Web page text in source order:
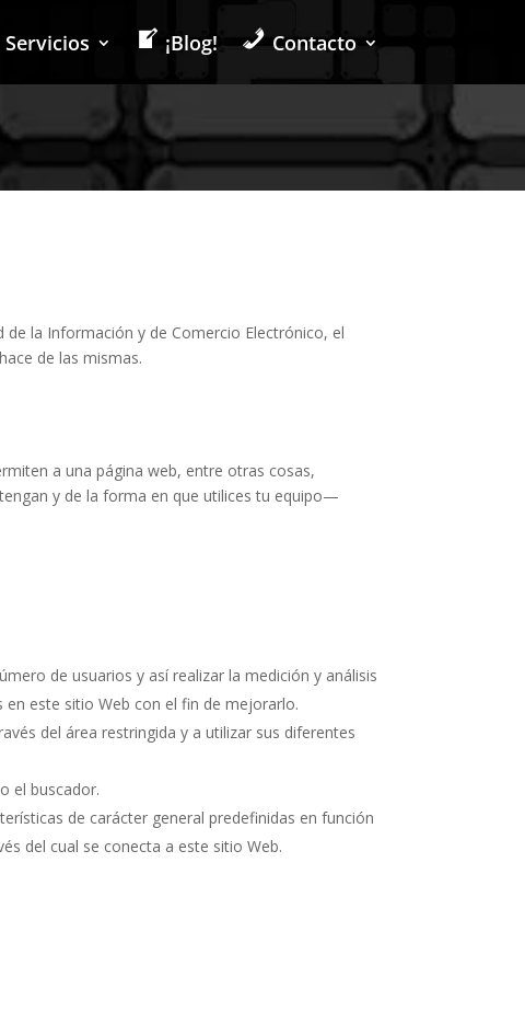
Servicios ¡Blog! Contacto
la Información y de Comercio Electrónico, el
de las mismas.
a una página web, entre otras cosas,
y de la forma en que utilices tu equipo—
de usuarios y así realizar la medición y análisis
en este sitio Web con el fin de mejorarlo.
del área restringida y a utilizar sus diferentes
el buscador.
de carácter general predefinidas en función
del cual se conecta a este sitio Web.